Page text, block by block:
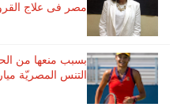
مصر فى علاج
بسبب منعها من
التنس​ المصريّة